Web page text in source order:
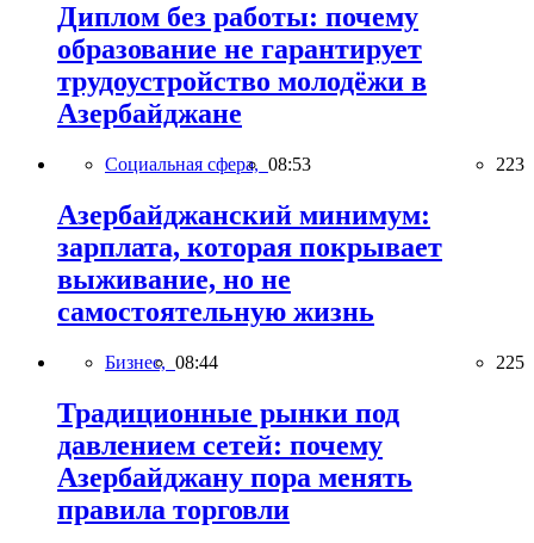
Диплом без работы: почему
образование не гарантирует
трудоустройство молодёжи в
Азербайджане
Социальная сфера, 08:53 223
Азербайджанский минимум:
зарплата, которая покрывает
выживание, но не
самостоятельную жизнь
Бизнес, 08:44 225
Традиционные рынки под
давлением сетей: почему
Азербайджану пора менять
правила торговли